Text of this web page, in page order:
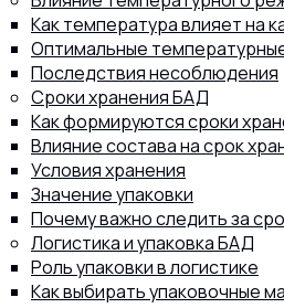
Как температура влияет на
Оптимальные
Последствия несоблюдения
Сроки хранения БАД
Как формируются сроки
Влияние состава на срок
Условия хранения
Значение упаковки
Почему важно следить за
Логистика и упаковка БАД
Роль упаковки в логистике
Как выбирать упаковочные